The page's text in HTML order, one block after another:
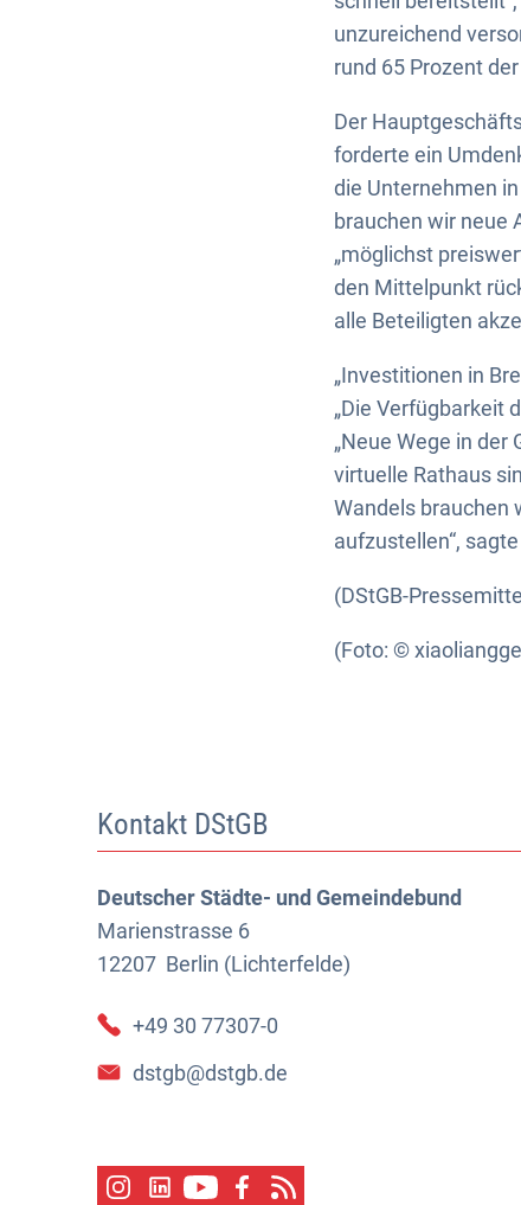
unzureichend
rund 65 Prozent
Der
forderte ein
die Unternehmen
brauchen wir neue
„möglichst
den Mittelpunkt
alle Beteiligten
„Investitionen in
„Die Verfügbarkeit
„Neue Wege in
virtuelle Rathaus
Wandels brauchen
aufzustellen“,
(DStGB-
(Foto: ©
Kontakt DStGB
Deutscher Städte- und Gemeindebund
Marienstrasse 6
12207 Berlin (Lichterfelde)
+49 30 77307-0
dstgb@dstgb.de